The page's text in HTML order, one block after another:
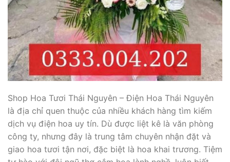
Shop Hoa Tươi Thái Nguyên – Điện Hoa Thái Nguyên
là địa chỉ quen thuộc của nhiều khách hàng tìm kiếm
dịch vụ điện hoa uy tín. Dù được liệt kê là văn phòng
công ty, nhưng đây là trung tâm chuyên nhận đặt và
giao hoa tươi tận nơi, đặc biệt là hoa khai trương. Tiệm